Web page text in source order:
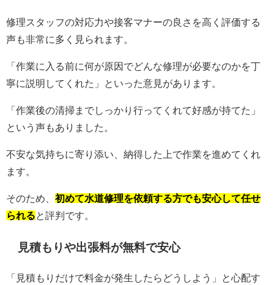
修理スタッフの対応力や接客マナーの良さを高く評価する
声も非常に多く見られます。
「作業に入る前に何が原因でどんな修理が必要なのかを丁
寧に説明してくれた」といった意見があります。
「作業後の清掃までしっかり行ってくれて好感が持てた」
という声もありました。
不安な気持ちに寄り添い、納得した上で作業を進めてくれ
ます。
そのため、 初めて水道修理を依頼する方でも安心して任せ
られると評判です。
見積もりや出張料が無料で安心
「見積もりだけで料金が発生したらどうしよう」と心配す